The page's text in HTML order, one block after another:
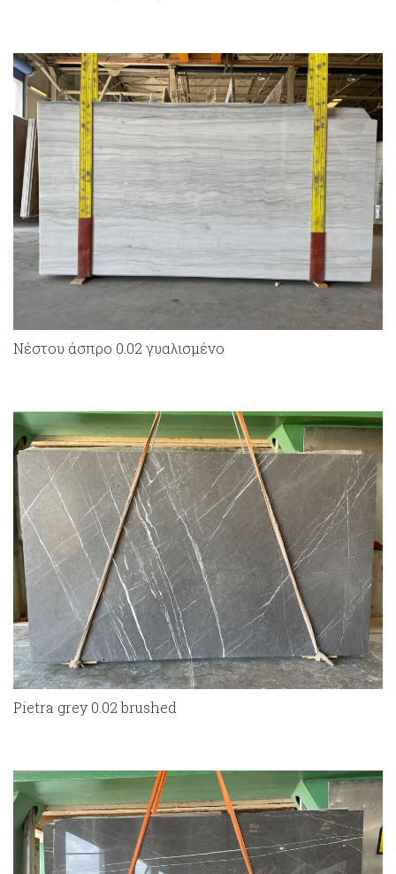
Νέστου άσπρο 0.02 γυαλισμένο
Pietra grey 0.02 brushed